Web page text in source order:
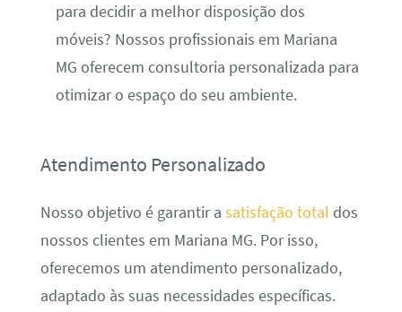
para decidir a melhor disposição dos
móveis? Nossos profissionais em Mariana
MG oferecem consultoria personalizada para
otimizar o espaço do seu ambiente.
Atendimento Personalizado
Nosso objetivo é garantir a satisfação total dos
nossos clientes em Mariana MG. Por isso,
oferecemos um atendimento personalizado,
adaptado às suas necessidades específicas.